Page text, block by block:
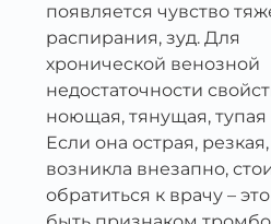
появляется чувство
распирания, зуд. Для
хронической венозной
недостаточности
ноющая, тянущая, тупая
Если она острая,
возникла внезапно,
обратиться к врачу –